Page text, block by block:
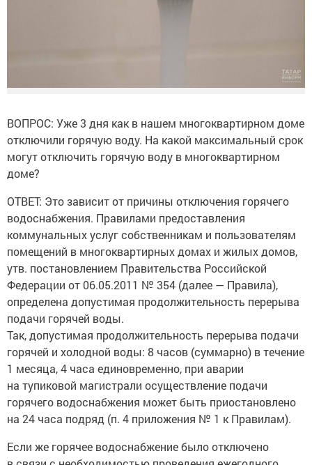
ВОПРОС: Уже 3 дня как в нашем многоквартирном доме
отключили горячую воду. На какой максимальный срок
могут отключить горячую воду в многоквартирном
доме?
ОТВЕТ: Это зависит от причины отключения горячего
водоснабжения. Правилами предоставления
коммунальных услуг собственникам и пользователям
помещений в многоквартирных домах и жилых домов,
утв. постановлением Правительства Российской
Федерации от 06.05.2011 № 354 (далее — Правила),
определена допустимая продолжительность перерыва
подачи горячей воды.
Так, допустимая продолжительность перерыва подачи
горячей и холодной воды: 8 часов (суммарно) в течение
1 месяца, 4 часа единовременно, при аварии
на тупиковой магистрали осуществление подачи
горячего водоснабжения может быть приостановлено
на 24 часа подряд (п. 4 приложения № 1 к Правилам).
Если же горячее водоснабжение было отключено